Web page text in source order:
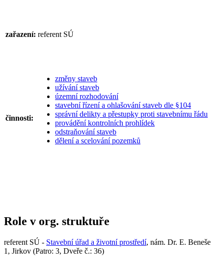
zařazení: referent SÚ
činnosti:
změny staveb
užívání staveb
územní rozhodování
stavební řízení a ohlašování staveb dle §104
správní delikty a přestupky proti stavebnímu řádu
provádění kontrolních prohlídek
odstraňování staveb
dělení a scelování pozemků
Role v org. struktuře
referent SÚ - Stavební úřad a životní prostředí, nám. Dr. E. Beneše
1, Jirkov (Patro: 3, Dveře č.: 36)